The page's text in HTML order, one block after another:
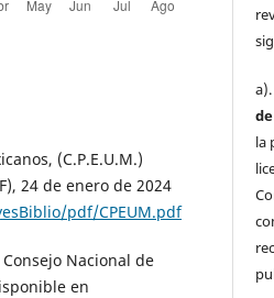
(C.P.E.U.M.)
24 de enero de 2024
pdf/CPEUM.pdf
Nacional de
en
la